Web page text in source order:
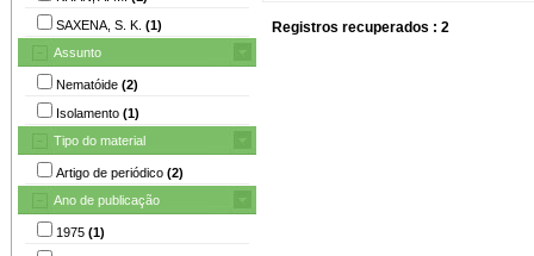
SAXENA, S. K. (1)
Assunto
Nematóide (2)
Isolamento (1)
Tipo do material
Artigo de periódico (2)
Ano de publicação
1975 (1)
Registros recuperados : 2